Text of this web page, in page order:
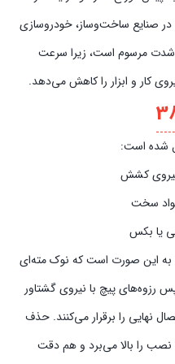
صنایع ساخت‌وساز، خودروسازی
به‌شدت مرسوم است، زیرا سرعت
کار و ابزار را کاهش می‌دهد.
شده است:
نیروی کشش
سخت
یا بکس
به این صورت است که نوک مته‌ای
رزوه‌های پیچ با نیروی گشتاور
نهایی را برقرار می‌کنند. حذف
را بالا می‌برد و هم دقت